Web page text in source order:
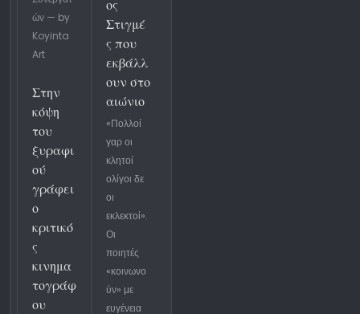
ών — by
Koyinta
Art
Στην
κόψη
του
ξυραφι
ού
γράφει
ο
κριτικό
ς
κινημα
τογράφ
ου
ος
Στιγμέ
ς που
εκβάλλ
ουν στο
αιώνιο
«Πολλοί
γαρ οι
κλητοί
ολίγοι δε
οι
εκλεκτοί».
Οι
ποιητές
«κοινωνο
ύν» με
ευγένεια